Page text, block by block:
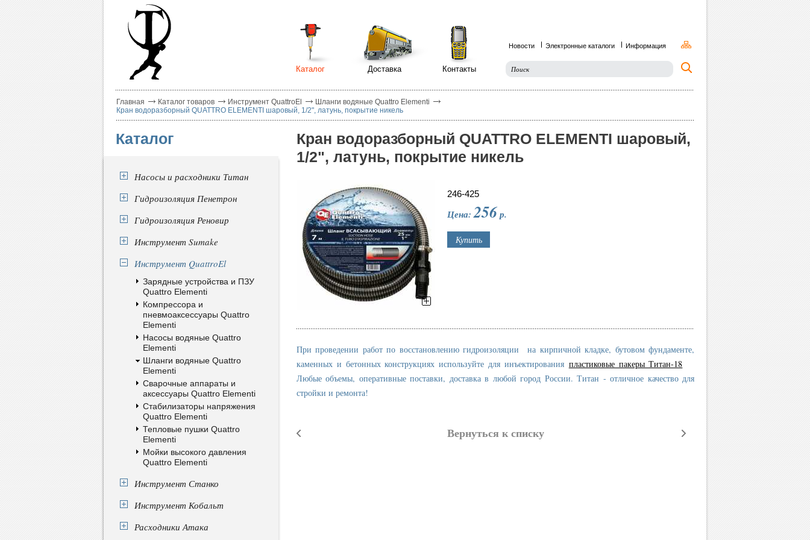
Каталог Доставка Контакты
Новости Электронные каталоги Информация
Главная Каталог товаров Инструмент QuattroEl
Шланги водяные Quattro Elementi
Кран водоразборный QUATTRO ELEMENTI шаровый, 1/2", латунь, покрытие никель
Каталог
Насосы и расходники Титан
Гидроизоляция Пенетрон
Гидроизоляция Реновир
Инструмент Sumake
Инструмент QuattroEl
Зарядные устройства и ПЗУ
Quattro Elementi
Компрессора и
пневмоаксессуары Quattro
Elementi
Насосы водяные Quattro
Elementi
Шланги водяные Quattro
Elementi
Сварочные аппараты и
аксессуары Quattro Elementi
Стабилизаторы напряжения
Quattro Elementi
Тепловые пушки Quattro
Elementi
Мойки высокого давления
Quattro Elementi
Инструмент Станко
Инструмент Кобальт
Расходники Атака
Кран водоразборный QUATTRO ELEMENTI шаровый,
1/2", латунь, покрытие никель
246-425
Цена:256р.
При проведении работ по восстановлению гидроизоляции на кирпичной кладке, бутовом фундаменте,
каменных и бетонных конструкциях используйте для инъектирования пластиковые пакеры Титан-18
Любые объемы, оперативные поставки, доставка в любой город России. Титан - отличное качество для
стройки и ремонта!
Вернуться к списку